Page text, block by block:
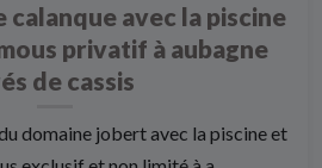
avec la piscine
privatif à aubagne
de cassis
domaine jobert avec la piscine et